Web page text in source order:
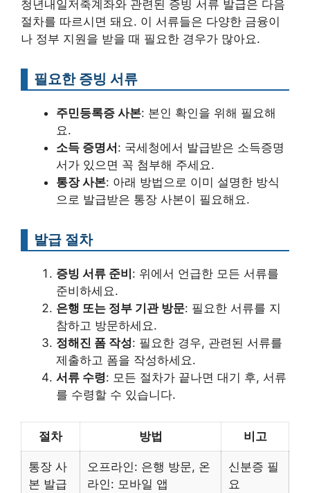
청년내일저축계좌와 관련된 증빙 서류 발급은 다음
절차를 따르시면 돼요. 이 서류들은 다양한 금융이
나 정부 지원을 받을 때 필요한 경우가 많아요.
필요한 증빙 서류
주민등록증 사본: 본인 확인을 위해 필요해
요.
소득 증명서 : 국세청에서 발급받은 소득증명
서가 있으면 꼭 첨부해 주세요.
통장 사본: 아래 방법으로 이미 설명한 방식
으로 발급받은 통장 사본이 필요해요.
발급 절차
증빙 서류 준비 : 위에서 언급한 모든 서류를
준비하세요.
은행 또는 정부 기관 방문: 필요한 서류를 지
참하고 방문하세요.
정해진 폼 작성: 필요한 경우, 관련된 서류를
제출하고 폼을 작성하세요.
서류 수령: 모든 절차가 끝나면 대기 후, 서류
를 수령할 수 있습니다.
절차 방법 비고
통장 사
본 발급
오프라인: 은행 방문, 온
라인: 모바일 앱
신분증 필
요